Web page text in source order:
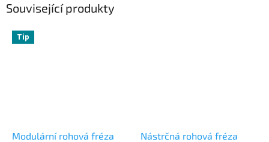
Související produkty
Tip
Modulární rohová fréza
Nástrčná rohová fréza